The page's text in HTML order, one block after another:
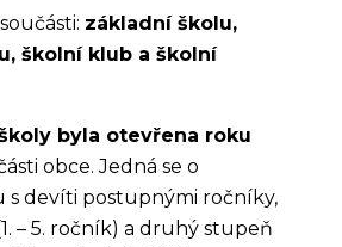
základní školu,
školní klub a školní
byla otevřena roku
obce. Jedná se o
s devíti postupnými ročníky,
– 5. ročník) a druhý stupeň